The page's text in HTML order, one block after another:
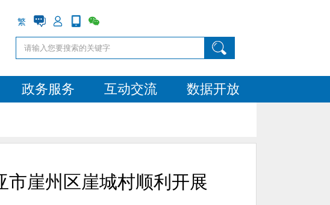
繁
政务服务 互动交流 数据开放
崖州区崖城村顺利开展